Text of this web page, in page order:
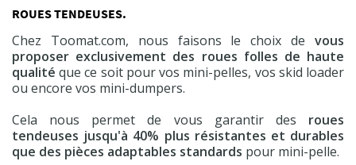
ROUES TENDEUSES.
Chez Toomat.com, nous faisons le choix de vous
proposer exclusivement des roues folles de haute
qualité que ce soit pour vos mini-pelles, vos skid loader
ou encore vos mini-dumpers.
Cela nous permet de vous garantir des roues
tendeuses jusqu'à 40% plus résistantes et durables
que des pièces adaptables standards pour mini-pelle.